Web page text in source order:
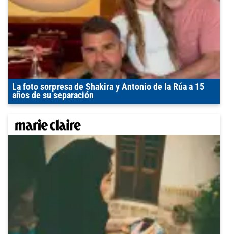
La foto sorpresa de Shakira y Antonio de la Rúa a 15
años de su separación